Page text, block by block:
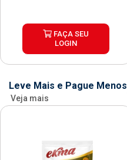
FAÇA SEU
LOGIN
Leve Mais e Pague Menos
Veja mais